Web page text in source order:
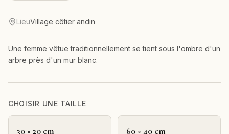
LieuVillage côtier andin
Une femme vêtue traditionnellement se tient sous l'ombre d'un
arbre près d'un mur blanc.
CHOISIR UNE TAILLE
30 × 20 cm 60 × 40 cm